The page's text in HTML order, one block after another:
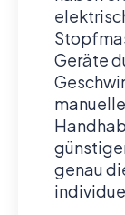
Geräte
genau